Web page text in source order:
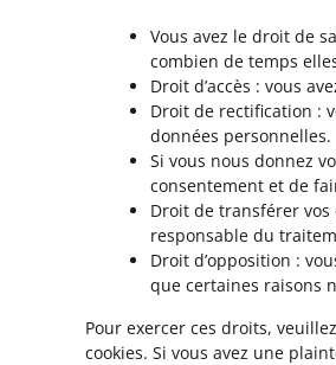
Vous avez le droit de
combien de temps
Droit d’accès : vous
Droit de rectification :
données personnelles.
Si vous nous donnez
consentement et de
Droit de transférer
responsable du
Droit d’opposition :
que certaines raisons
Pour exercer ces droits,
cookies. Si vous avez une